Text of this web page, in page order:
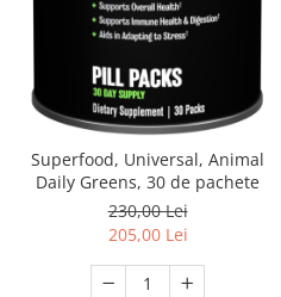
Superfood, Universal, Animal
Daily Greens, 30 de pachete
230,00 Lei
205,00 Lei